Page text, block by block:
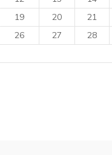
19 20 21
26 27 28